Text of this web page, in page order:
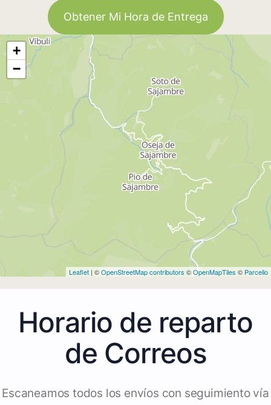
Obtener Mi Hora de Entrega
+
−
Leaflet | ©OpenStreetMap contributors ©OpenMapTiles © Parcello
Horario de reparto
de Correos
Escaneamos todos los envíos con seguimiento vía